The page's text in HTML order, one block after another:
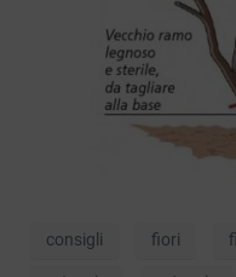
consigli fiori